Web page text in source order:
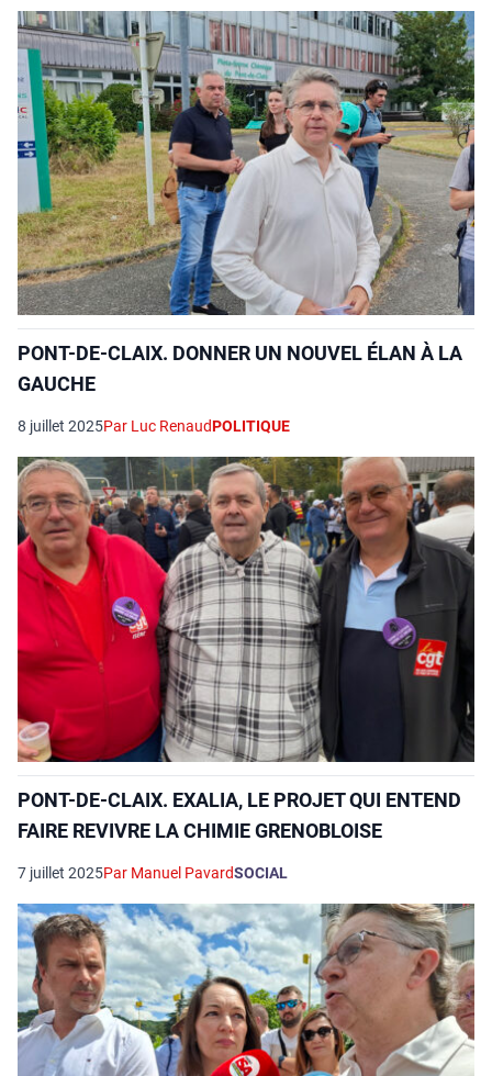
PONT-DE-CLAIX. DONNER UN NOUVEL ÉLAN À LA
GAUCHE
8 juillet 2025Par Luc RenaudPOLITIQUE
PONT-DE-CLAIX. EXALIA, LE PROJET QUI ENTEND
FAIRE REVIVRE LA CHIMIE GRENOBLOISE
7 juillet 2025Par Manuel PavardSOCIAL